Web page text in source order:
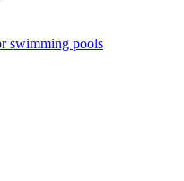
swimming pools